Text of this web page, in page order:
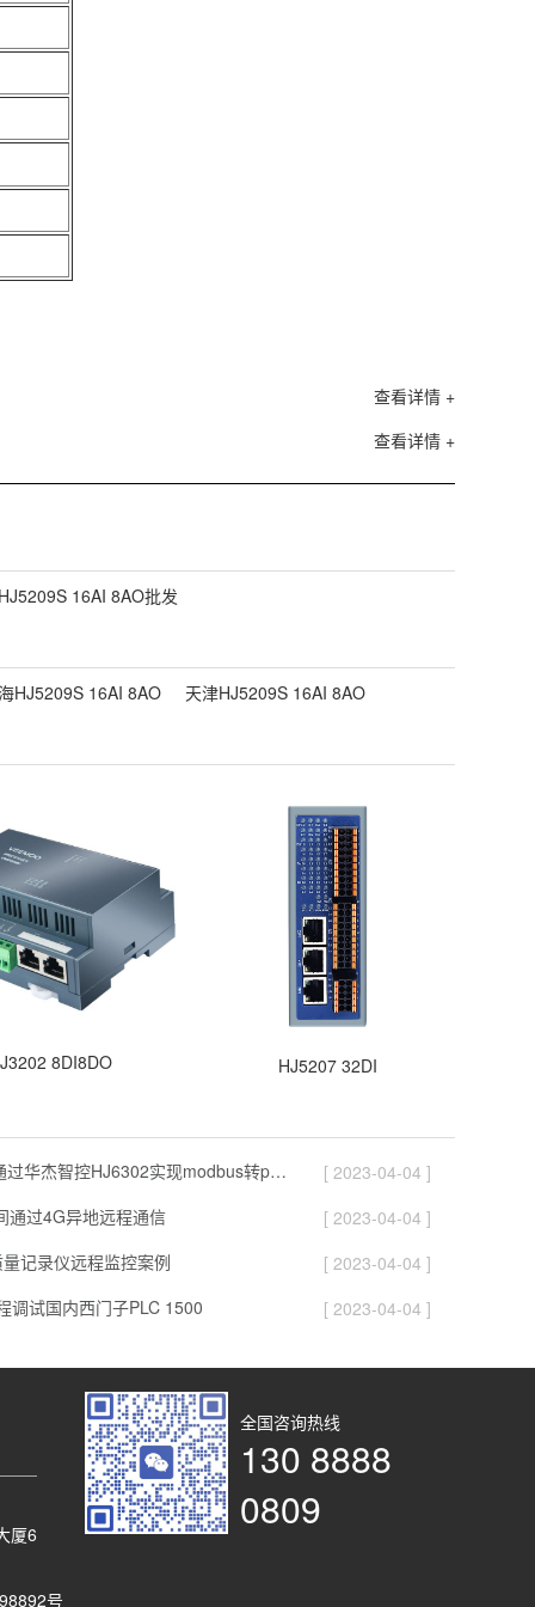
查看详情 +
查看详情 +
HJ5209S 16AI 8AO批发
海HJ5209S 16AI 8AO 天津HJ5209S 16AI 8AO
8DI8DO HJ5207 32DI
100块电表通过华杰智控HJ6302实现modbus转profinet功能
[ 2023-04-04 ]
通过4G异地远程通信
[ 2023-04-04 ]
记录仪远程监控案例
[ 2023-04-04 ]
调试国内西门子PLC 1500 [ 2023-04-04 ]
厦6
全国咨询热线
130 8888
0809
号